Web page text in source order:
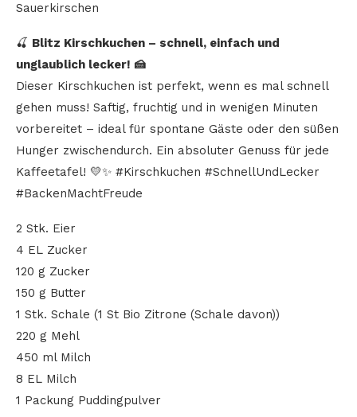
Sauerkirschen
🍒 Blitz Kirschkuchen – schnell, einfach und
unglaublich lecker! 🍰
Dieser Kirschkuchen ist perfekt, wenn es mal schnell
gehen muss! Saftig, fruchtig und in wenigen Minuten
vorbereitet – ideal für spontane Gäste oder den süßen
Hunger zwischendurch. Ein absoluter Genuss für jede
Kaffeetafel! 💛✨ #Kirschkuchen #SchnellUndLecker
#BackenMachtFreude
2 Stk. Eier
4 EL Zucker
120 g Zucker
150 g Butter
1 Stk. Schale (1 St Bio Zitrone (Schale davon))
220 g Mehl
450 ml Milch
8 EL Milch
1 Packung Puddingpulver